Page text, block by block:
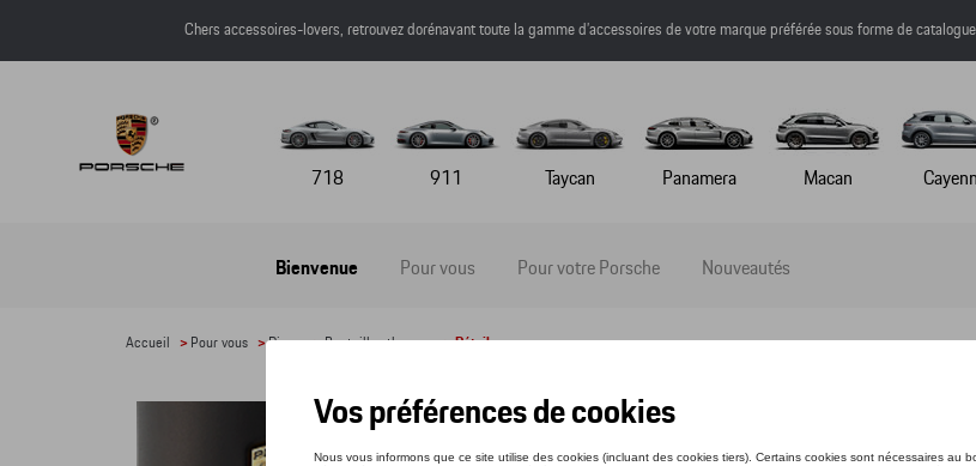
Chers accessoires-lovers, retrouvez dorénavant toute la gamme d’accessoires de votre marque préférée sous forme de
718 911 Taycan Panamera Macan
Bienvenue Pour vous Pour votre Porsche Nouveautés
Accueil > Pour vous >Divers >Bouteilles thermos > Détail
GOBELET ISOTHERME XL - NOIR